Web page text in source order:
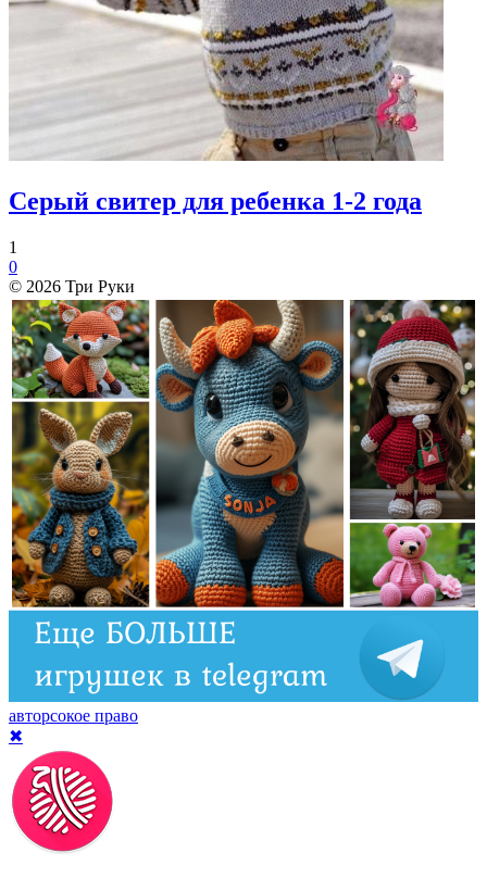
Серый свитер для ребенка 1-2 года
1
0
© 2026 Три Руки
авторсокое право
✖